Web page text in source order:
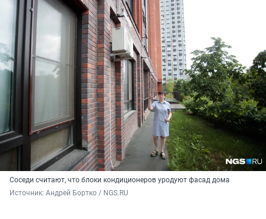
Соседи считают, что блоки кондиционеров уродуют фасад дома
Источник: Андрей Бортко / NGS.RU